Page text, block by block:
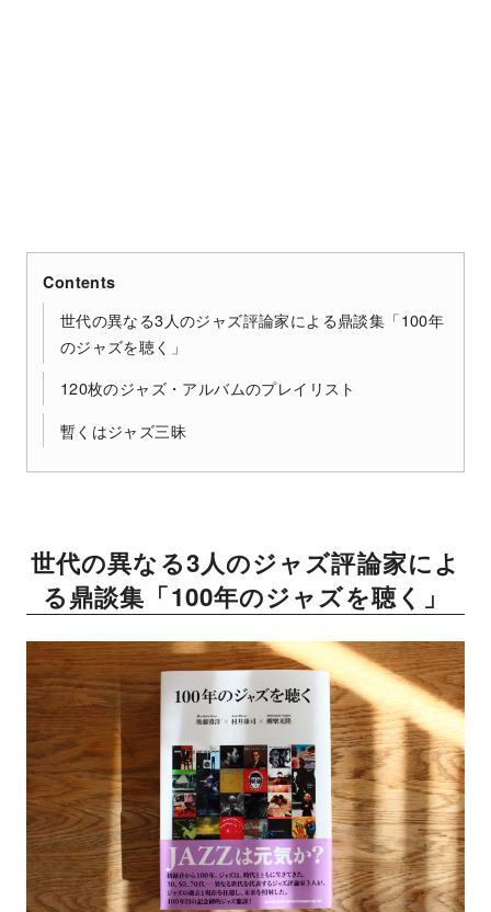
Contents
世代の異なる3人のジャズ評論家による鼎談集「100年
のジャズを聴く」
120枚のジャズ・アルバムのプレイリスト
暫くはジャズ三昧
世代の異なる3人のジャズ評論家によ
る鼎談集「100年のジャズを聴く」